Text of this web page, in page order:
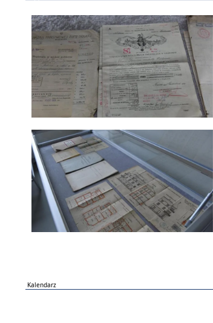
Kalendarz